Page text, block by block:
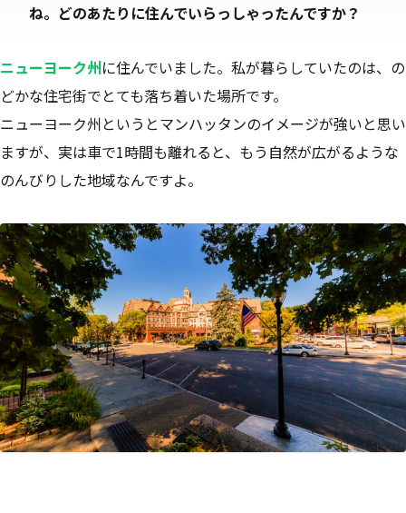
ね。どのあたりに住んでいらっしゃったんですか？
ニューヨーク州に住んでいました。私が暮らしていたのは、の
どかな住宅街でとても落ち着いた場所です。
ニューヨーク州というとマンハッタンのイメージが強いと思い
ますが、実は車で1時間も離れると、もう自然が広がるような
のんびりした地域なんですよ。